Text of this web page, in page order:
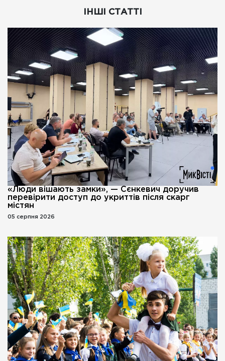
ІНШІ СТАТТІ
«Люди вішають замки», — Сєнкевич доручив
перевірити доступ до укриттів після скарг
містян
05 серпня 2026